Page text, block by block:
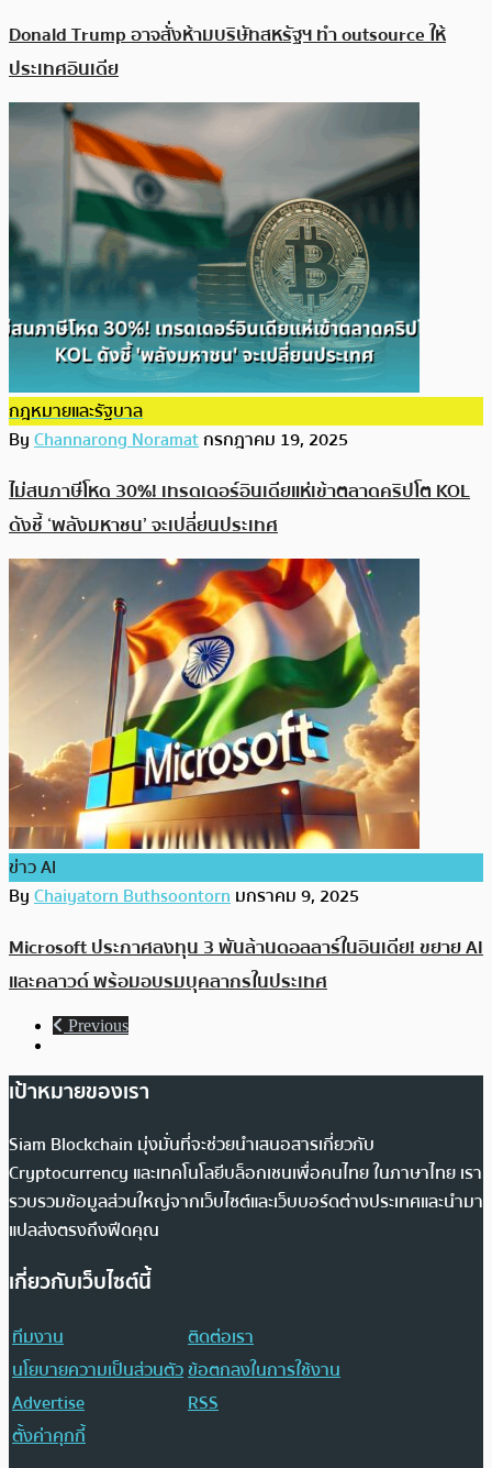
Donald Trump อาจสั่งห้ามบริษัทสหรัฐฯ ทำ outsource ให้
ประเทศอินเดีย
กฎหมายและรัฐบาล
ByChannarong Noramatกรกฎาคม 19, 2025
ไม่สนภาษีโหด 30%! เทรดเดอร์อินเดียแห่เข้าตลาดคริปโต KOL
ดังชี้ ‘พลังมหาชน’ จะเปลี่ยนประเทศ
ข่าว AI
ByChaiyatorn Buthsoontornมกราคม 9, 2025
Microsoft ประกาศลงทุน 3 พันล้านดอลลาร์ในอินเดีย! ขยาย AI
และคลาวด์ พร้อมอบรมบุคลากรในประเทศ
Previous
เป้าหมายของเรา
Siam Blockchain มุ่งมั่นที่จะช่วยนำเสนอสารเกี่ยวกับ
Cryptocurrency และเทคโนโลยีบล็อกเชนเพื่อคนไทย ในภาษาไทย เรา
รวบรวมข้อมูลส่วนใหญ่จากเว็บไซต์และเว็บบอร์ดต่างประเทศและนำมา
แปลส่งตรงถึงฟีดคุณ
เกี่ยวกับเว็บไซต์นี้
ทีมงาน
ติดต่อเรา
นโยบายความเป็นส่วนตัวข้อตกลงในการใช้งาน
Advertise
RSS
ตั้งค่าคุกกี้